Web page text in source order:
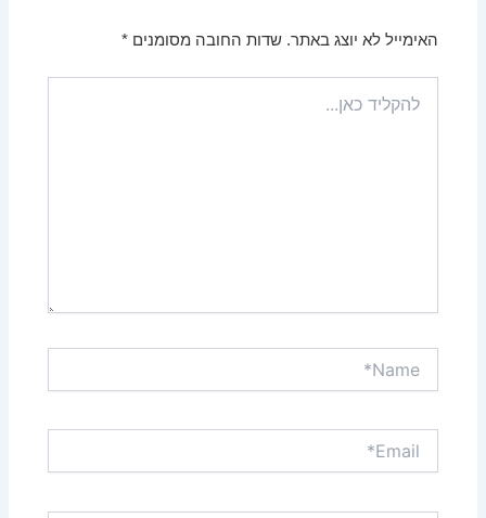
האימייל לא יוצג באתר. שדות החובה מסומנים*
כאן...